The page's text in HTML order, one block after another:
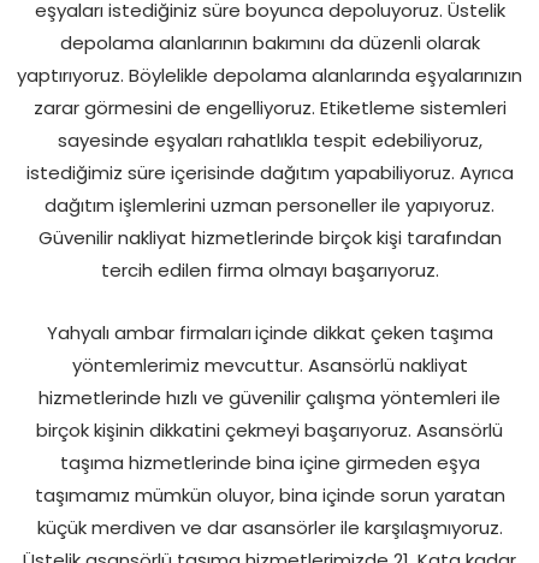
eşyaları istediğiniz süre boyunca depoluyoruz. Üstelik
depolama alanlarının bakımını da düzenli olarak
yaptırıyoruz. Böylelikle depolama alanlarında eşyalarınızın
zarar görmesini de engelliyoruz. Etiketleme sistemleri
sayesinde eşyaları rahatlıkla tespit edebiliyoruz,
istediğimiz süre içerisinde dağıtım yapabiliyoruz. Ayrıca
dağıtım işlemlerini uzman personeller ile yapıyoruz.
Güvenilir nakliyat hizmetlerinde birçok kişi tarafından
tercih edilen firma olmayı başarıyoruz.
Yahyalı ambar firmalarıiçinde dikkat çeken taşıma
yöntemlerimiz mevcuttur. Asansörlü nakliyat
hizmetlerinde hızlı ve güvenilir çalışma yöntemleri ile
birçok kişinin dikkatini çekmeyi başarıyoruz. Asansörlü
taşıma hizmetlerinde bina içine girmeden eşya
taşımamız mümkün oluyor, bina içinde sorun yaratan
küçük merdiven ve dar asansörler ile karşılaşmıyoruz.